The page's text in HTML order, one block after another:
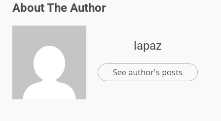
About The Author
lapaz
See author's posts